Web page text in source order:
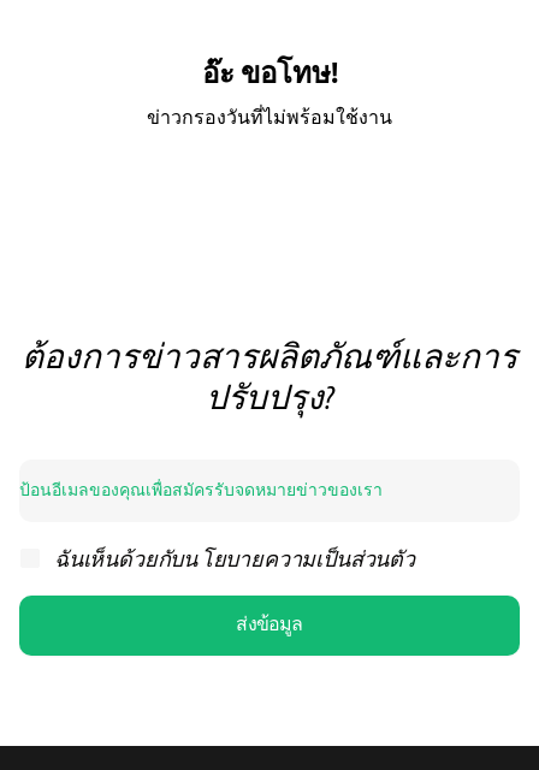
อ๊ะ ขอโทษ!
ข่าวกรองวันที่ไม่พร้อมใช้งาน
ต้องการข่าวสารผลิตภัณฑ์และการ
ปรับปรุง?
ฉันเห็นด้วยกับน โยบายความเป็นส่วนตัว
ส่งข้อมูล